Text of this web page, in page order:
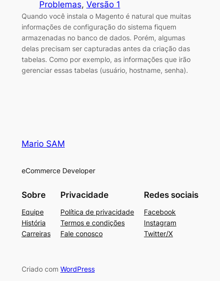
Problemas, Versão 1
Quando você instala o Magento é natural que muitas
informações de configuração do sistema fiquem
armazenadas no banco de dados. Porém, algumas
delas precisam ser capturadas antes da criação das
tabelas. Como por exemplo, as informações que irão
gerenciar essas tabelas (usuário, hostname, senha).
Mario SAM
eCommerce Developer
Sobre
Equipe
História
Carreiras
Privacidade
Política de privacidade
Termos e condições
Fale conosco
Redes sociais
Facebook
Instagram
Twitter/X
Criado com WordPress